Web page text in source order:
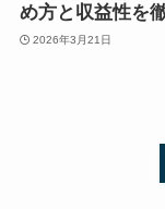
め方と収益性を
2026年3月21日